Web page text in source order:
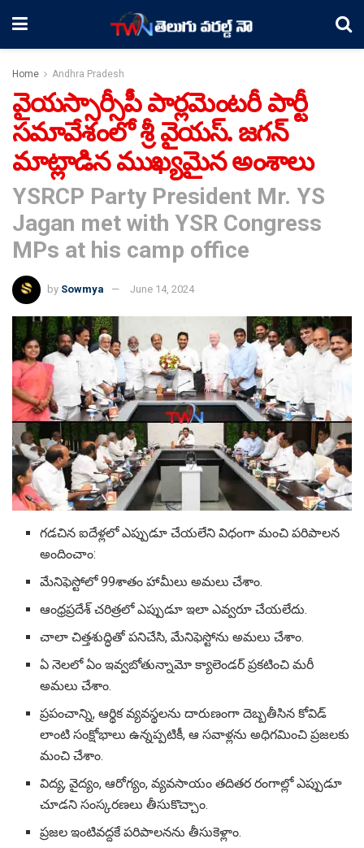
Home Andhra Pradesh
వైయస్సార్సీపీ పార్లమెంటరీ పార్టీ
సమావేశంలో శ్రీ వైయస్. జగన్
మాట్లాడిన ముఖ్యమైన అంశాలు
YSRCP Party President Mr. YS
Jagan met with YSR Congress
MPs at his camp office
by Sowmya June 14, 2024
గడచిన ఐదేళ్లలో ఎప్పుడూ చేయలేని విధంగా మంచి పరిపాలన
అందించాం:
మేనిఫెస్టోలో 99శాతం హామీలు అమలు చేశాం.
ఆంధ్రప్రదేశ్ చరిత్రలో ఎప్పుడూ ఇలా ఎవ్వరూ చేయలేదు.
చాలా చిత్తశుద్ధితో పనిచేసి, మేనిఫెస్టోను అమలు చేశాం.
ఏ నెలలో ఏం ఇవ్వబోతున్నామో క్యాలెండర్ ప్రకటించి మరీ
అమలు చేశాం.
ప్రపంచాన్ని, ఆర్థిక వ్యవస్థలను దారుణంగా దెబ్బతీసిన కోవిడ్
లాంటి సంక్షోభాలు ఉన్నప్పటికీ, ఆ సవాళ్లను అధిగమించి ప్రజలకు
మంచి చేశాం.
విద్య, వైద్యం, ఆరోగ్యం, వ్యవసాయం తదితర రంగాల్లో ఎప్పుడూ
చూడని సంస్కరణలు తీసుకొచ్చాం.
ప్రజల ఇంటివద్దకే పరిపాలనను తీసుకెళ్లాం.